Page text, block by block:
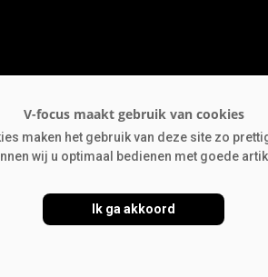
maken het gebruik van deze site zo
wij u optimaal bedienen met goede
Ik ga akkoord